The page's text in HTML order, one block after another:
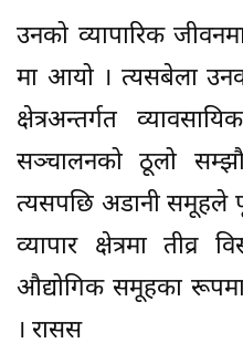
उनको व्यापारिक
मा आयो । त्यसबेला
क्षेत्रअन्तर्गत
सञ्चालनको ठूलो
त्यसपछि अडानी समूहले
व्यापार क्षेत्रमा तीव्र
औद्योगिक समूहका
। रासस